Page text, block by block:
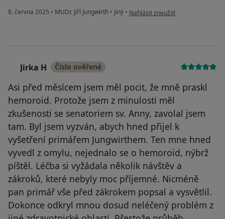
8. června 2025 • MUDr. Jiří Jungwirth • Jiný • podle názoru uživatele Váš účet
Nahlásit zneužití
Jirka H Číslo ověřené
Asi před měsícem jsem měl pocit, že mně praskl
hemoroid. Protože jsem z minulosti měl
zkušenosti se senatoriem sv. Anny, zavolal jsem
tam. Byl jsem vyzván, abych hned přijel k
vyšetření primářem Jungwirthem. Ten mne hned
vyvedl z omylu, nejednalo se o hemoroid, nýbrž
píštěl. Léčba si vyžádala několik návštěv a
zákroků, které nebyly moc příjemné. Nicméně
pan primář vše před zákrokem popsal a vysvětlil.
Dokonce odkryl mnou dosud neléčený problém z